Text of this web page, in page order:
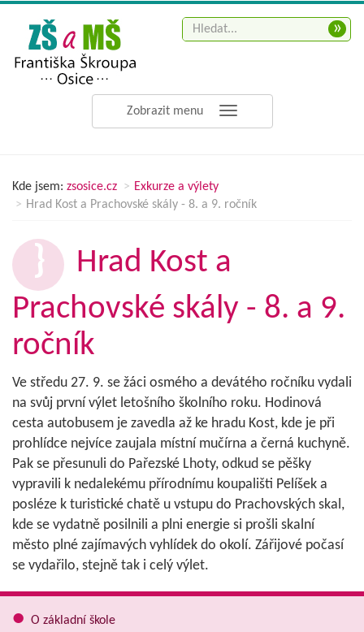
Zobrazit menu
»
Kde jsem: zsosice.cz
Exkurze a výlety
Hrad Kost a Prachovské skály - 8. a 9. ročník
Hrad Kost a
Prachovské skály - 8. a 9.
ročník
Ve středu 27. 9. se žáci osmého a devátého ročníku vydali
na svůj první výlet letošního školního roku. Hodinová
cesta autobusem je zavedla až ke hradu Kost, kde je při
prohlídce nejvíce zaujala místní mučírna a černá kuchyně.
Pak se přesunuli do Pařezské Lhoty, odkud se pěšky
vypravili k nedalekému přírodnímu koupališti Pelíšek a
posléze k turistické chatě u vstupu do Prachovských skal,
kde se vydatně posilnili a plni energie si prošli skalní
město plné zajímavých vyhlídek do okolí. Zářijové počasí
se vydařilo, stejně tak i celý výlet.
O základní škole